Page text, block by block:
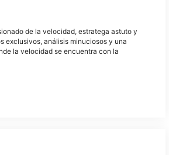
de la velocidad, estratega astuto y
exclusivos, análisis minuciosos y una
la velocidad se encuentra con la